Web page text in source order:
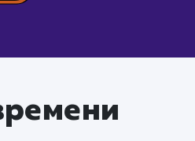
вёрстка: От 70 000 до
адаптивную вёрстку для